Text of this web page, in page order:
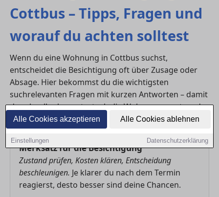
Alle Cookies akzeptieren Alle Cookies ablehnen
Einstellungen Datenschutzerklärung
Cottbus – Tipps, Fragen und
worauf du achten solltest
Wenn du eine Wohnung in Cottbus suchst,
entscheidet die Besichtigung oft über Zusage oder
Absage. Hier bekommst du die wichtigsten
suchrelevanten Fragen mit kurzen Antworten – damit
du schneller bewertest, ob die Wohnung passt, und
wie du deine Chancen im nächsten Schritt erhöhst.
Merksatz für die Besichtigung
Zustand prüfen, Kosten klären, Entscheidung
beschleunigen. Je klarer du nach dem Termin
reagierst, desto besser sind deine Chancen.